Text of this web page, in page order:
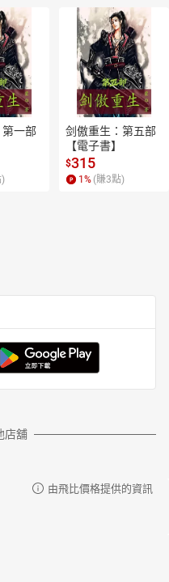
一部
)
剑傲重生：第五部
【電子書】
$315
1 % (賺3點)
店舖
由飛比價格提供的資訊